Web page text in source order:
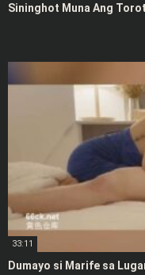
Sininghot Muna Ang
33:11
Dumayo si Marife sa